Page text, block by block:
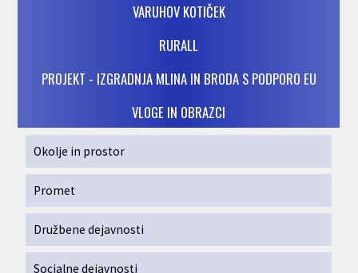
VARUHOV KOTIČEK
RURALL
PROJEKT - IZGRADNJA MLINA IN BRODA S PODPORO EU
VLOGE IN OBRAZCI
Okolje in prostor
Promet
Družbene dejavnosti
Socialne dejavnosti